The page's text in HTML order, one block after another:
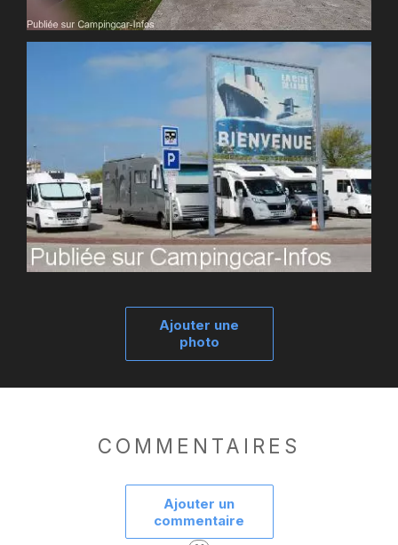
Ajouter une
photo
COMMENTAIRES
Ajouter un
commentaire